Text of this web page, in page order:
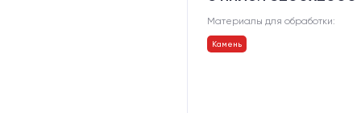
Материалы для обработки:
Камень